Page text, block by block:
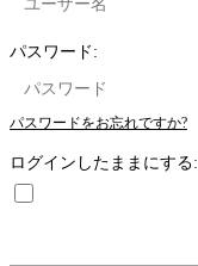
パスワード:
パスワードをお忘れですか?
ログインしたままにする: